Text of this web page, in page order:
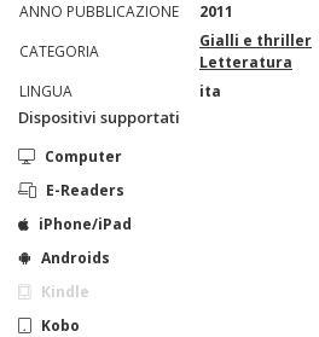
ANNO PUBBLICAZIONE
2011
CATEGORIA
Gialli e thriller
Letteratura
LINGUA
ita
Dispositivi supportati
Computer
E-Readers
iPhone/iPad
Androids
Kindle
Kobo